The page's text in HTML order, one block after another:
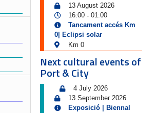
13 August 2026
16:00- 01:00
Tancament accés Km
0| Eclipsi solar
Km 0
Next cultural events of
Port & City
4 July 2026
13 September 2026
Exposició | Biennal